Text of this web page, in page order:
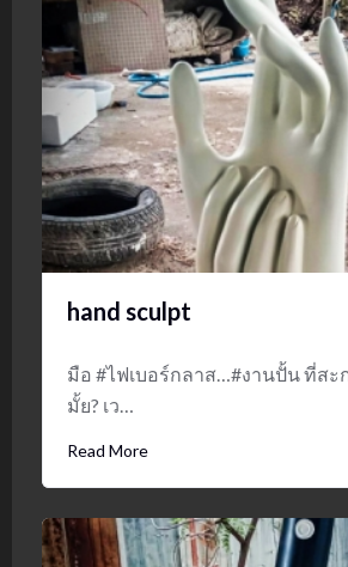
hand sculpt
มือ #ไฟเบอร์กลาส…#งานปั้น ที่สะ
มั้ย? เว…
Read More